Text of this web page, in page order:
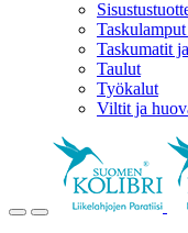
Taskumatit
Taulut
Työkalut
Viltit ja